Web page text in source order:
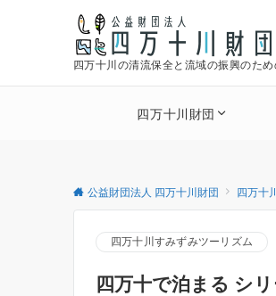
四万十川の清流保全と流域の振興のた
四万十川財団
公益財団法人 四万十川財団 四万十
四万十川すみずみツーリズム
四万十で泊まる シ